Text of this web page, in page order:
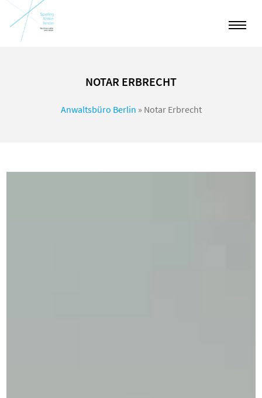
NOTAR ERBRECHT
Anwaltsbüro Berlin » Notar Erbrecht